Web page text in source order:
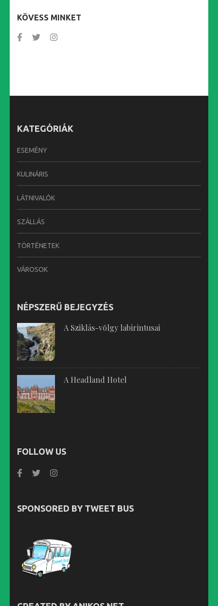
KÖVESS MINKET
KATEGÓRIÁK
ESEMÉNY
KULINÁRIS
LÁTNIVALÓK
SZÁLLÁS
TÖRTÉNETEK
VÁROSOK
NÉPSZERŰ BEJEGYZÉS
A Sziklás-völgy labirintusai
A Headland Hotel
FOLLOW US
SPONSORED BY TWEET BUS